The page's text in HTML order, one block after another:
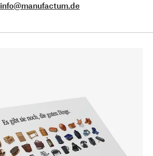
info@manufactum.de